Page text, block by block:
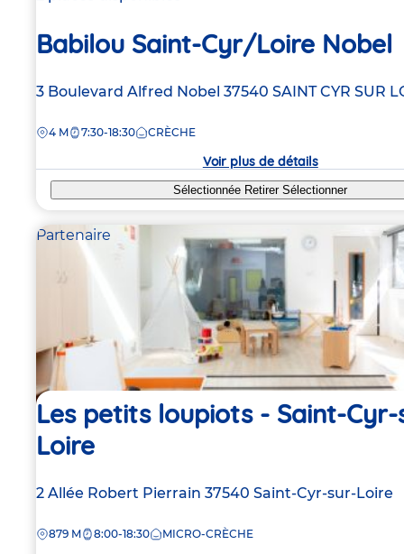
Babilou Saint-Cyr/Loire Nobel
Adresse
la
3 Boulevard Alfred Nobel 37540 SAINT CYR SUR
DISTANCE
4 M 7:30-18:30 CRÈCHE
Voir plus de détails
Sélectionnée RetirerSélectionner
Partenaire
Les petits loupiots - Saint-
Loire
Adresse
la
2 Allée Robert Pierrain 37540 Saint-Cyr-sur-Loire
DISTANCE
879 M 8:00-18:30 MICRO-CRÈCHE